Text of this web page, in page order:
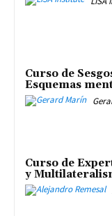
Curso de
Esquemas
Curso de
y